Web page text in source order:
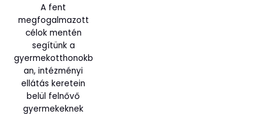
A fent
megfogalmazott
célok mentén
segítünk a
gyermekotthonokb
an, intézményi
ellátás keretein
belül felnővő
gyermekeknek